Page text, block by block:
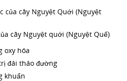
của cây Nguyệt Quới (Nguyệt
cây Nguyệt quới (Nguyệt Quế)
oxy hóa
đái tháo đường
khuẩn